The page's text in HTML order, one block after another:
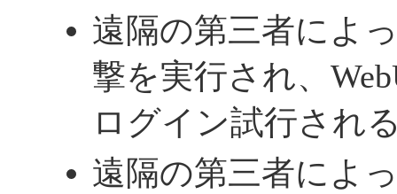
遠隔の第三者によっ
撃を実行され、
ログイン試行され
遠隔の第三者によ